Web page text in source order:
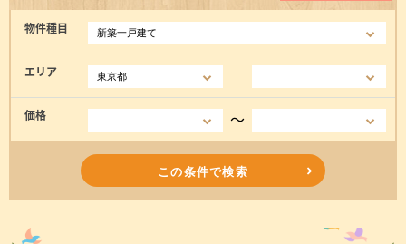
物件種目
エリア
価格 〜
この条件で検索